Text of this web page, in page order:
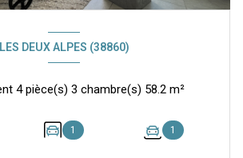
LES DEUX ALPES (38860)
Appartement 4 pièce(s) 3 chambre(s) 58.2 m²
1 1